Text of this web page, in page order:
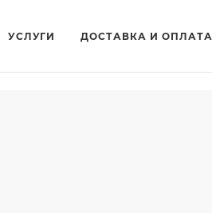
УСЛУГИ ДОСТАВКА И ОПЛАТА